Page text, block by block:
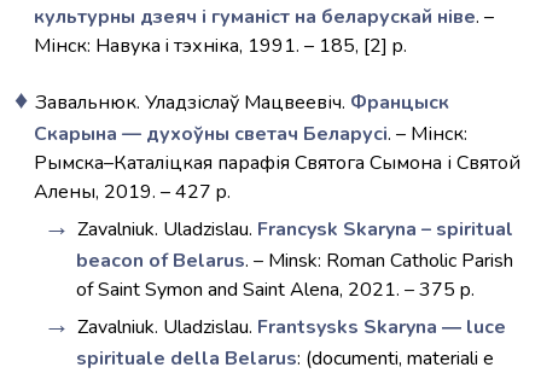
культурны дзеяч і гуманіст на беларускай ніве. –
Мінск: Навука i тэхнiка, 1991. – 185, [2] p.
Завальнюк. Уладзіслаў Мацвеевіч. Францыск
Скарына — духоўны светач Беларусі. – Мінск:
Рымска–Каталіцкая парафія Святога Сымона і Святой
Алены, 2019. – 427 p.
Zavalniuk. Uladzislau. Francysk Skaryna – spiritual
beacon of Belarus. – Minsk: Roman Catholic Parish
of Saint Symon and Saint Alena, 2021. – 375 p.
Zavalniuk. Uladzislau. Frantsysks Skaryna ― luce
spirituale della Belarus: (documenti, materiali e